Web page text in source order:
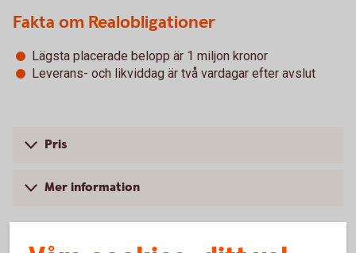
Fakta om Realobligationer
Lägsta placerade belopp är 1 miljon kronor
Leverans- och likviddag är två vardagar efter avslut
Pris
Mer information